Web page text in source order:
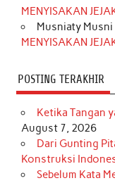
m
MENYISAKAN
Musniaty Musni
MENYISAKAN
POSTING TERAKHIR
Ketika Tangan
August 7, 2026
Dari Gunting
Konstruksi
Sebelum Kata